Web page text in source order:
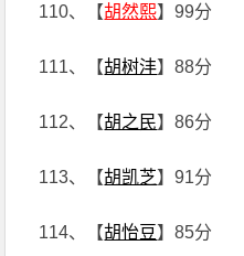
110、【胡然熙】99分
111、【胡树沣】88分
112、【胡之民】86分
113、【胡凯芝】91分
114、【胡怡豆】85分